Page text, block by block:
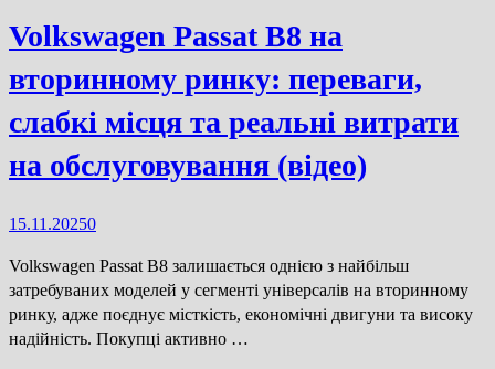
000
км:
чи
варто
купувати
універсал
повним
(відео)
Volkswagen Passat B8 на
вторинному ринку: переваги,
слабкі місця та реальні витрати
на обслуговування (відео)
15.11.20250
Volkswagen Passat B8 залишається однією з найбільш
затребуваних моделей у сегменті універсалів на вторинному
ринку, адже поєднує місткість, економічні двигуни та високу
надійність. Покупці активно …